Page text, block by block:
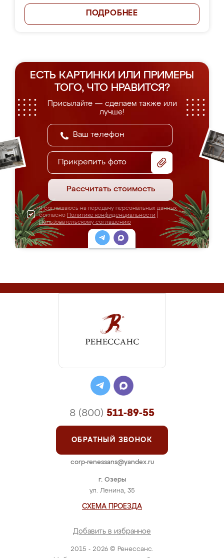
ПОДРОБНЕЕ
ЕСТЬ КАРТИНКИ ИЛИ ПРИМЕРЫ
ТОГО, ЧТО НРАВИТСЯ?
Присылайте — сделаем также или
лучше!
Прикрепить фото
Рассчитать стоимость
Я соглашаюсь на передачу персональных данных
согласно Политике конфиденциальности
Пользовательскому соглашению
2015 - 2026 © Ренессанс.
г. Озеры
ул. Ленина, 35
СХЕМА ПРОЕЗДА
Добавить в избранное
8 (800) 511-89-55
ОБРАТНЫЙ ЗВОНОК
corp-renessans@yandex.ru